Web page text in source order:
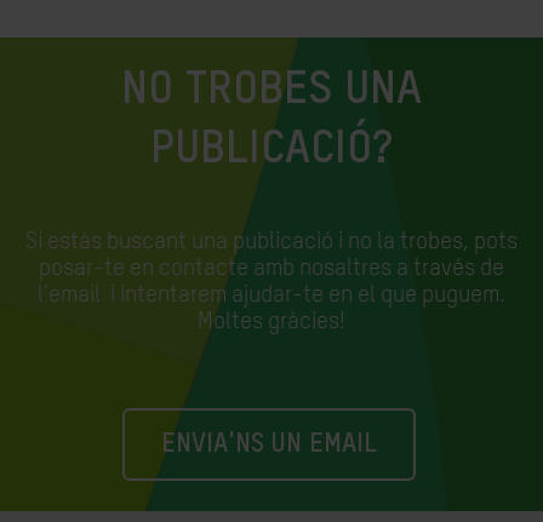
NO TROBES UNA
PUBLICACIÓ?
Si estàs buscant una publicació i no la trobes, pots
posar-te en contacte amb nosaltres a través de
l'email i intentarem ajudar-te en el que puguem.
Moltes gràcies!
ENVIA'NS UN EMAIL